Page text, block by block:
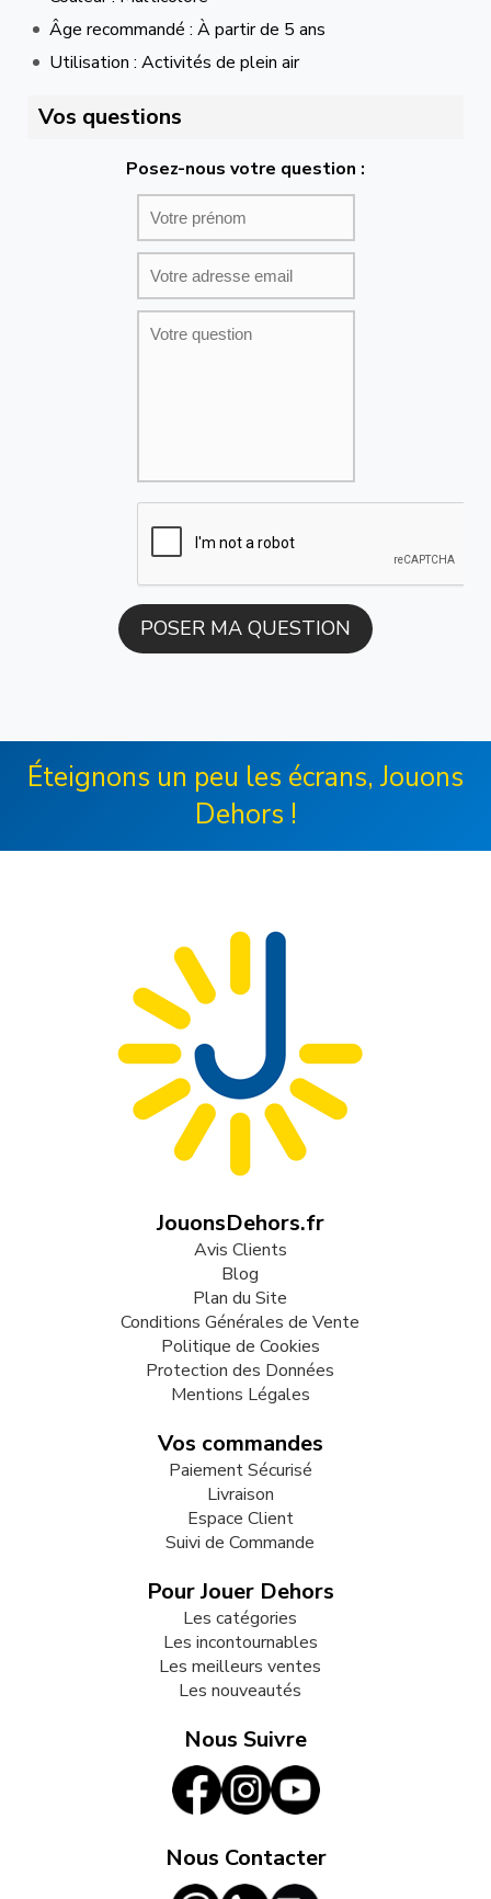
Âge recommandé : À partir de 5 ans
Utilisation : Activités de plein air
Vos questions
Posez-nous votre question :
Éteignons un peu les écrans, Jouons
Dehors !
JouonsDehors.fr
Avis Clients
Blog
Plan du Site
Conditions Générales de Vente
Politique de Cookies
Protection des Données
Mentions Légales
Vos commandes
Paiement Sécurisé
Livraison
Espace Client
Suivi de Commande
Pour Jouer Dehors
Les catégories
Les incontournables
Les meilleurs ventes
Les nouveautés
Nous Suivre
Nous Contacter